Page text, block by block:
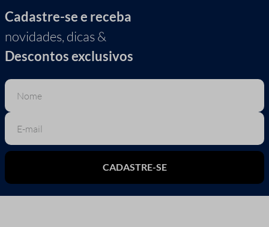
Cadastre-se e receba
novidades, dicas &
Descontos exclusivos
CADASTRE-SE